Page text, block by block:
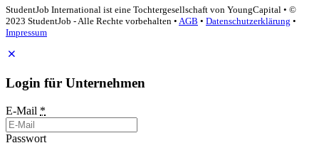
StudentJob International ist eine Tochtergesellschaft von YoungCapital • ©
2023 StudentJob - Alle Rechte vorbehalten • AGB • Datenschutzerklärung •
Impressum
Login für Unternehmen
E-Mail *
Passwort